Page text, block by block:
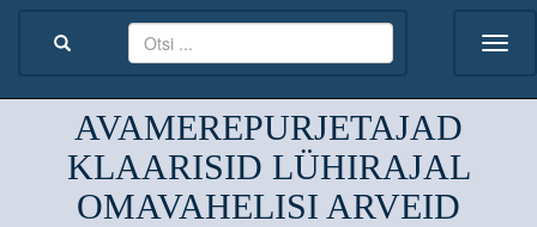
AVAMEREPURJETAJAD
KLAARISID LÜHIRAJAL
OMAVAHELISI ARVEID